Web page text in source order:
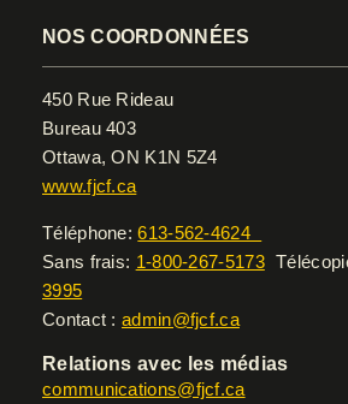
NOS COORDONNÉES
450 Rue Rideau
Bureau 403
Ottawa, ON K1N 5Z4
www.fjcf.ca
Téléphone:613-562-4624
Sans frais: 1-800-267-5173
3995
Contact : admin@fjcf.ca
Relations avec les médias
communications@fjcf.ca